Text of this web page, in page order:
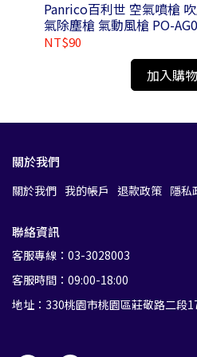
Panrico百利世 空氣噴槍
氣除塵槍 氣動風槍 PO-
NT$90
加入購
關於我們
關於我們 我的帳戶 退款政策 隱私
聯絡資訊
客服專線：03-3028003
客服時間：09:00-18:00
地址：330桃園市桃園區莊敬路二段